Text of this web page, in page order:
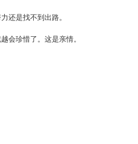
还是找不到出路。
珍惜了。这是亲情。